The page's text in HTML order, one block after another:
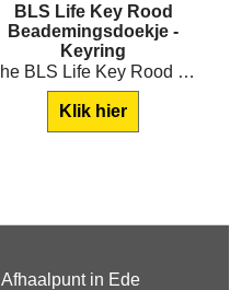
BLS Life Key Rood
Beademingsdoekje -
Keyring
The BLS Life Key Rood Beademingsdoekje is a compact, keyring-mounted CPR face shield that ensures hygienic mouth-to-mouth ventilation anytime, anywhere.
Klik hier
Afhaalpunt in Ede